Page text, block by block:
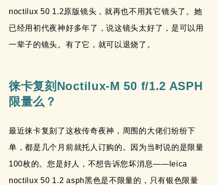
noctilux 50 1.2原版镜头，就再也不用其它镜头了。她
已经用初代夜神好多年了，说这镜头太好了，是可以用
一辈子的镜头。有了它，就可以退烧了。
徕卡复刻Noctilux-M 50 f/1.2 ASPH
限量么？
最近徕卡复刻了这枚传奇夜神，周围的大佬们纷纷下
单，都是几个月前就托人订购的。因为当时说的是限量
100枚的。您是好人，不想告诉您坏消息——leica
noctilux 50 1.2 asph黑色是不限量的，只有银色限量